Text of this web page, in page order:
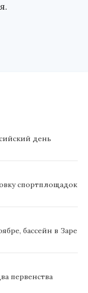
день
спортплощадок
бассейн в Заре
первенства